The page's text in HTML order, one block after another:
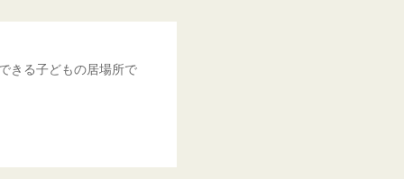
きる子どもの居場所で